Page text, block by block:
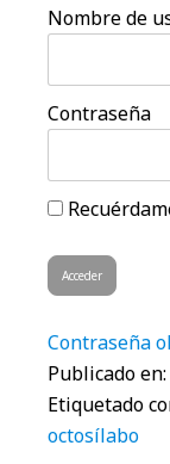
Nombre de
Contraseña
Contraseña
Publicado en:
Etiquetado
octosílabo